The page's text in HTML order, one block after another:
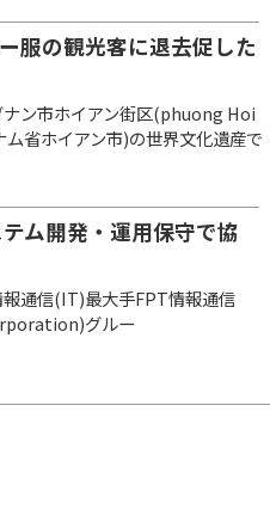
服の観光客に退去促した
ン市ホイアン街区(phuong Hoi
省ホイアン市)の世界文化遺産で
ム開発・運用保守で協
通信(IT)最大手FPT情報通信
グルー